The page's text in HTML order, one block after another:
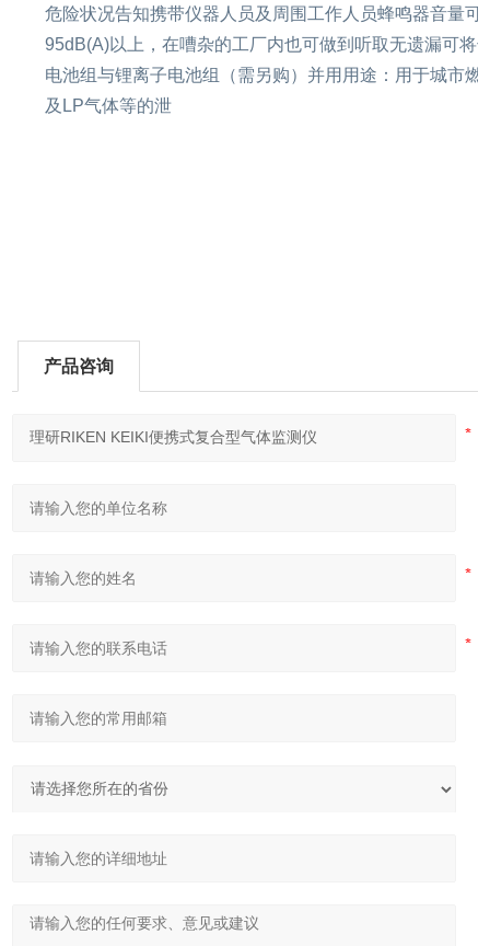
危险状况告知携带仪器人员及周围工作人员蜂鸣器音量可
95dB(A)以上，在嘈杂的工厂内也可做到听取无遗漏可将
电池组与锂离子电池组（需另购）并用用途：用于城市燃
及LP气体等的泄
产品咨询